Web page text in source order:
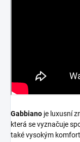
Gabbiano je luxusní
která se vyznačuje
také vysokým